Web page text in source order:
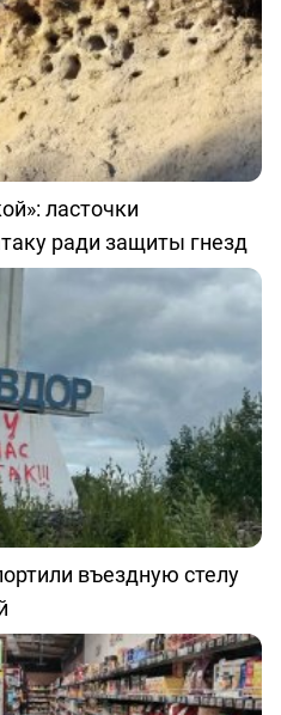
ласточки
ради защиты гнезд
въездную стелу